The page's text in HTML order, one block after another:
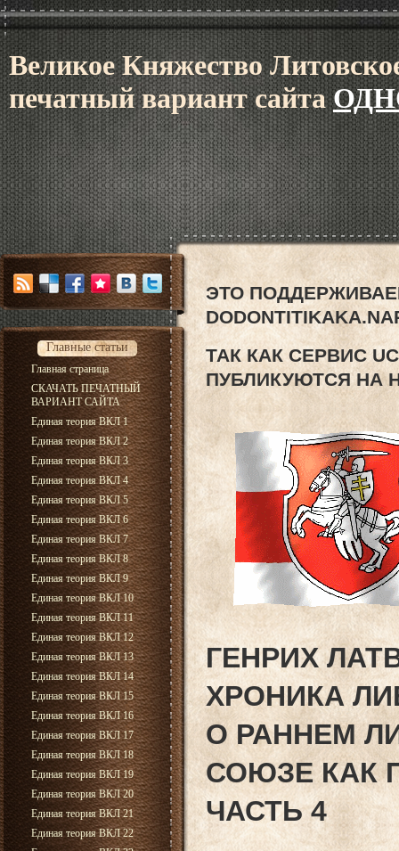
Великое Княжество
печатный вариант сайта
Главные статьи
Главная страница
СКАЧАТЬ ПЕЧАТНЫЙ
ВАРИАНТ САЙТА
Единая теория ВКЛ 1
Единая теория ВКЛ 2
Единая теория ВКЛ 3
Единая теория ВКЛ 4
Единая теория ВКЛ 5
Единая теория ВКЛ 6
Единая теория ВКЛ 7
Единая теория ВКЛ 8
Единая теория ВКЛ 9
Единая теория ВКЛ 10
Единая теория ВКЛ 11
Единая теория ВКЛ 12
Единая теория ВКЛ 13
Единая теория ВКЛ 14
Единая теория ВКЛ 15
Единая теория ВКЛ 16
Единая теория ВКЛ 17
Единая теория ВКЛ 18
Единая теория ВКЛ 19
Единая теория ВКЛ 20
Единая теория ВКЛ 21
Единая теория ВКЛ 22
ЭТО
ТАК КАК СЕРВИС
ПУБЛИКУЮТСЯ НА
ГЕНРИХ
ХРОНИКА
О РАННЕМ
СОЮЗЕ КАК
ЧАСТЬ 4